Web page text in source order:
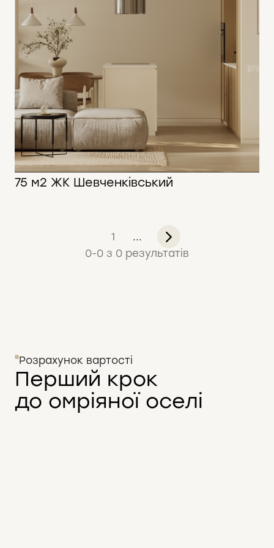
75 м2 ЖК Шевченківський
1
...
0-0 з 0 результатів
Розрахунок вартості
Перший крок
до омріяної оселі